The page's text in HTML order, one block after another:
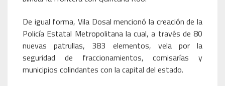
De igual forma, Vila Dosal mencionó la creación de la
Policía Estatal Metropolitana la cual, a través de 80
nuevas patrullas, 383 elementos, vela por la
seguridad de fraccionamientos, comisarías y
municipios colindantes con la capital del estado.